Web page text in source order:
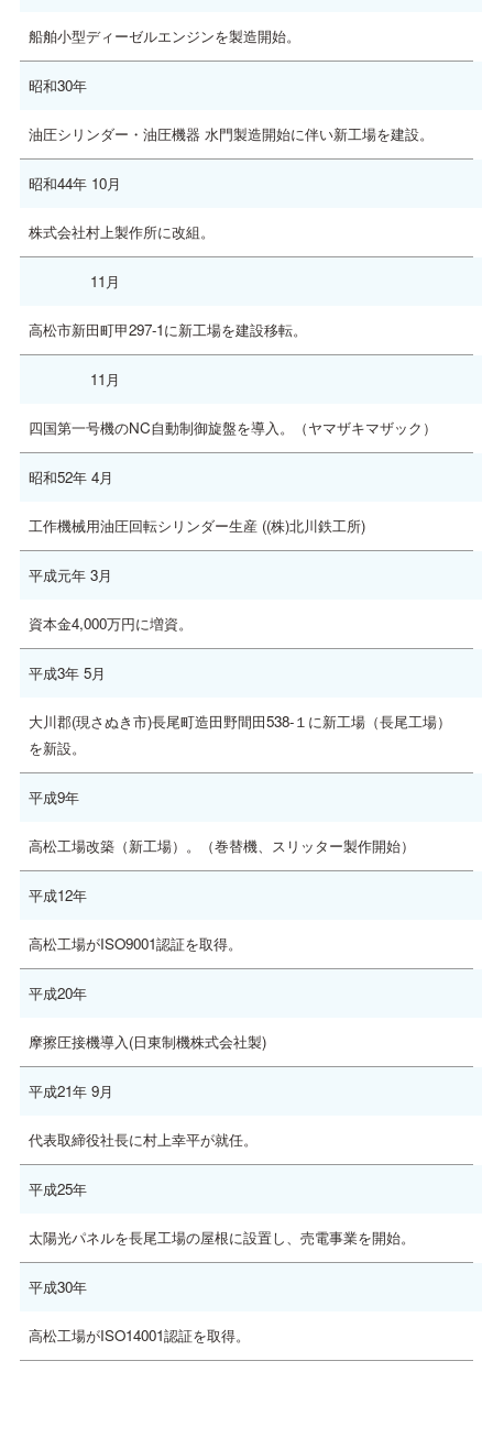
船舶小型ディーゼルエンジンを製造開始。
昭和30年
油圧シリンダー・油圧機器 水門製造開始に伴い新工場を建設。
昭和44年 10月
株式会社村上製作所に改組。
11月
高松市新田町甲297-1に新工場を建設移転。
11月
四国第一号機のNC自動制御旋盤を導入。（ヤマザキマザック）
昭和52年 4月
工作機械用油圧回転シリンダー生産 ((株)北川鉄工所)
平成元年 3月
資本金4,000万円に増資。
平成3年 5月
大川郡(現さぬき市)長尾町造田野間田538-１に新工場（長尾工場）
を新設。
平成9年
高松工場改築（新工場）。（巻替機、スリッター製作開始）
平成12年
高松工場がISO9001認証を取得。
平成20年
摩擦圧接機導入(日東制機株式会社製)
平成21年 9月
代表取締役社長に村上幸平が就任。
平成25年
太陽光パネルを長尾工場の屋根に設置し、売電事業を開始。
平成30年
高松工場がISO14001認証を取得。